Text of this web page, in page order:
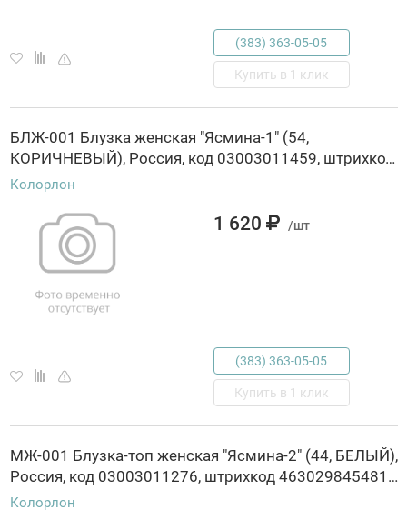
(383) 363-05-05
Купить в 1 клик
БЛЖ-001 Блузка женская "Ясмина-1" (54,
КОРИЧНЕВЫЙ), Россия, код 03003011459, штрихкод 463029845474, артикул БЛЖ-001
Колорлон
1 620 /шт
(383) 363-05-05
Купить в 1 клик
МЖ-001 Блузка-топ женская "Ясмина-2" (44, БЕЛЫЙ),
Россия, код 03003011276, штрихкод 463029845481, артикул МЖ-001
Колорлон